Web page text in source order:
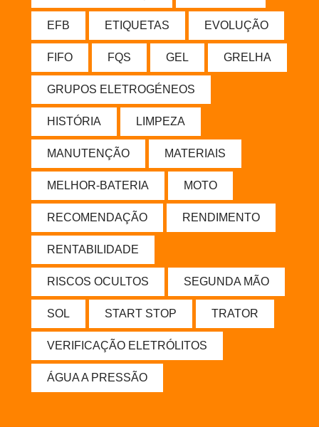
EFB ETIQUETAS EVOLUÇÃO
FIFO FQS GEL GRELHA
GRUPOS ELETROGÉNEOS
HISTÓRIA LIMPEZA
MANUTENÇÃO MATERIAIS
MELHOR-BATERIA MOTO
RECOMENDAÇÃO RENDIMENTO
RENTABILIDADE
RISCOS OCULTOS SEGUNDA MÃO
SOL START STOP TRATOR
VERIFICAÇÃO ELETRÓLITOS
ÁGUA A PRESSÃO